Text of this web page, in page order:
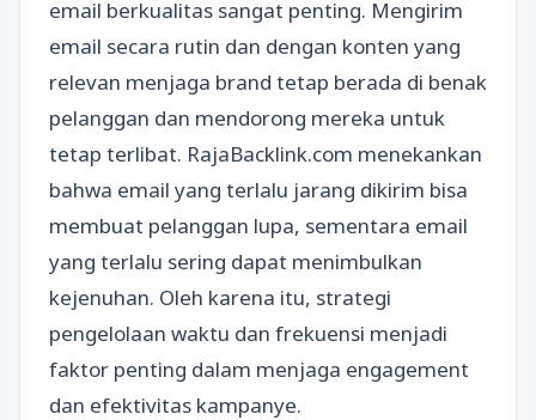
email berkualitas sangat penting. Mengirim
email secara rutin dan dengan konten yang
relevan menjaga brand tetap berada di benak
pelanggan dan mendorong mereka untuk
tetap terlibat. RajaBacklink.com menekankan
bahwa email yang terlalu jarang dikirim bisa
membuat pelanggan lupa, sementara email
yang terlalu sering dapat menimbulkan
kejenuhan. Oleh karena itu, strategi
pengelolaan waktu dan frekuensi menjadi
faktor penting dalam menjaga engagement
dan efektivitas kampanye.